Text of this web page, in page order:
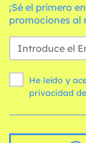
¡Sé el primero
promociones al
He leído y
privacidad